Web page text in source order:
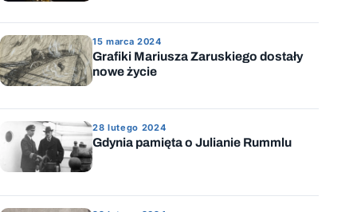
15 marca 2024
Grafiki Mariusza Zaruskiego dostały
nowe życie
28 lutego 2024
Gdynia pamięta o Julianie Rummlu